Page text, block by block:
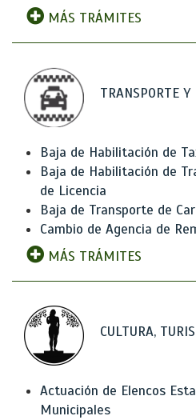
MÁS TRÁMITES
TRANSPORTE
Baja de Habilitación de
Baja de Habilitación de
de Licencia
Baja de Transporte de
Cambio de Agencia de
MÁS TRÁMITES
CULTURA,
Actuación de Elencos
Municipales